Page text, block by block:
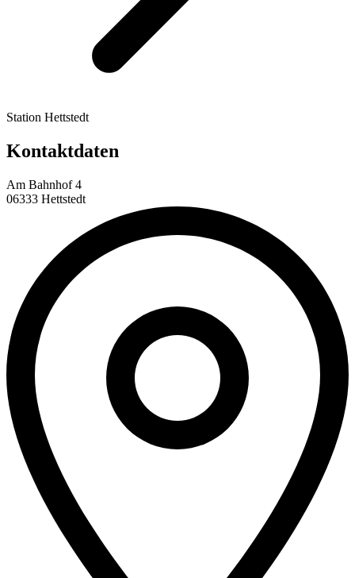
Station Hettstedt
Kontaktdaten
Am Bahnhof 4
06333 Hettstedt